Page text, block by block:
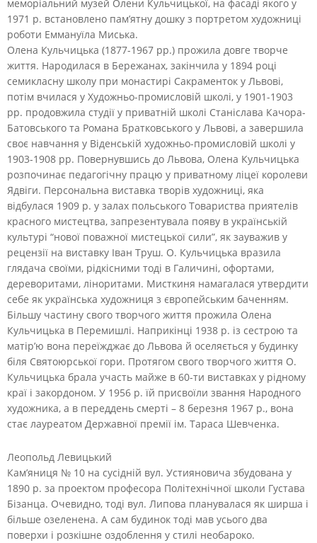
меморіальний музей Олени Кульчицької, на фасаді якого у
1971 р. встановлено пам’ятну дошку з портретом художниці
роботи Еммануїла Миська.
Олена Кульчицька (1877-1967 рр.) прожила довге творче
життя. Народилася в Бережанах, закінчила у 1894 році
семикласну школу при монастирі Сакраменток у Львові,
потім вчилася у Художньо-промисловій школі, у 1901-1903
рр. продовжила студії у приватній школі Станіслава Качора-
Батовського та Романа Братковського у Львові, а завершила
своє навчання у Віденській художньо-промисловій школі у
1903-1908 рр. Повернувшись до Львова, Олена Кульчицька
розпочинає педагогічну працю у приватному ліцеї королеви
Ядвіги. Персональна виставка творів художниці, яка
відбулася 1909 р. у залах польського Товариства приятелів
красного мистецтва, запрезентувала появу в українській
культурі “нової поважної мистецької сили”, як зауважив у
рецензії на виставку Іван Труш. О. Кульчицька вразила
глядача своїми, рідкісними тоді в Галичині, офортами,
дереворитами, ліноритами. Мисткиня намагалася утвердити
себе як українська художниця з європейським баченням.
Більшу частину свого творчого життя прожила Олена
Кульчицька в Перемишлі. Наприкінці 1938 р. із сестрою та
матір’ю вона переїжджає до Львова й оселяється у будинку
біля Святоюрської гори. Протягом свого творчого життя О.
Кульчицька брала участь майже в 60-ти виставках у рідному
краї і закордоном. У 1956 р. їй присвоїли звання Народного
художника, а в переддень смерті – 8 березня 1967 р., вона
стає лауреатом Державної премії ім. Тараса Шевченка.
Леопольд Левицький
Кам’яниця № 10 на сусідній вул. Устияновича збудована у
1890 р. за проектом професора Політехнічної школи Густава
Бізанца. Очевидно, тоді вул. Липова планувалася як ширша і
більше озеленена. А сам будинок тоді мав усього два
поверхи і розкішне оздоблення у стилі необароко.